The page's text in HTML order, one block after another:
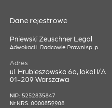
Dane rejestrowe
Pniewski Zeuschner Legal
Adwokaci i Radcowie Prawni sp. p.
Adres
ul. Hrubieszowska 6a, lokal I/A
01-209 Warszawa
NIP: 5252835847
Nr KRS: 0000859908